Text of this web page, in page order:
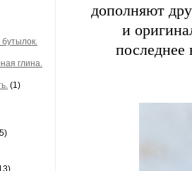
бутылок.
глина.
(1)
дополняют
и